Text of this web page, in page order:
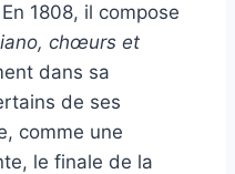
1808, il compose
chœurs et
dans sa
de ses
comme une
le finale de la